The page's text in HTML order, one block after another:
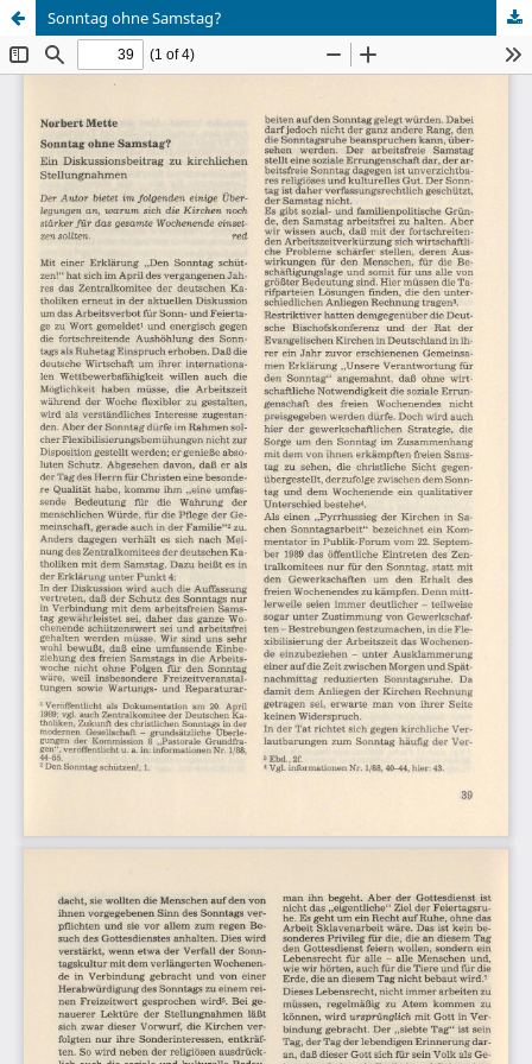
Sonntag ohne Samstag?